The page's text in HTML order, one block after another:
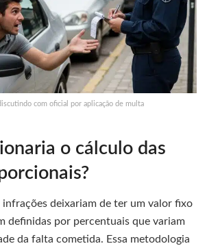
com oficial por aplicação de multa
o cálculo das
infrações deixariam de ter um valor fixo
definidas por percentuais que variam
da falta cometida. Essa metodologia